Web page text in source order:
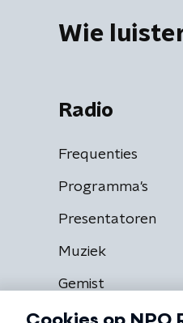
Wie
Radio
Frequenties
Programma's
Presentatoren
Muziek
Gemist